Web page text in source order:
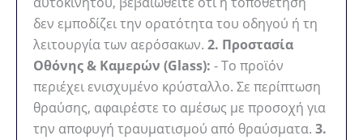
δεν εμποδίζει την ορατότητα του οδηγού ή τη
λειτουργία των αερόσακων. 2. Προστασία
Οθόνης & Καμερών (Glass): - Το προϊόν
περιέχει ενισχυμένο κρύσταλλο. Σε περίπτωση
θραύσης, αφαιρέστε το αμέσως με προσοχή για
την αποφυγή τραυματισμού από θραύσματα. 3.